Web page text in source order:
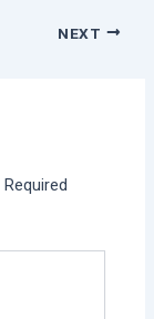
NEXT
Required